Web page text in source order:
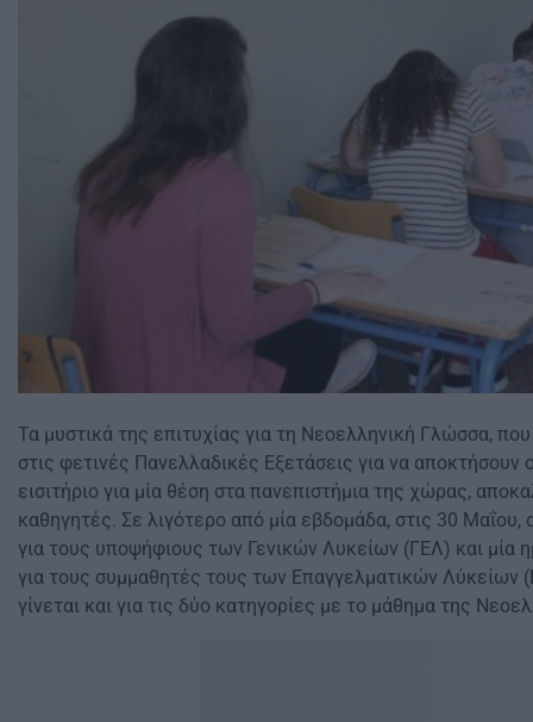
Τα μυστικά της επιτυχίας για τη Νεοελληνική Γλώσσα,
στις φετινές Πανελλαδικές Εξετάσεις για να
εισιτήριο για μία θέση στα πανεπιστήμια της χώρας,
καθηγητές. Σε λιγότερο από μία εβδομάδα, στις 30 Μαΐου,
για τους υποψήφιους των Γενικών Λυκείων (ΓΕΛ) και μία
για τους συμμαθητές τους των Επαγγελματικών Λύκείων
γίνεται και για τις δύο κατηγορίες με το μάθημα της